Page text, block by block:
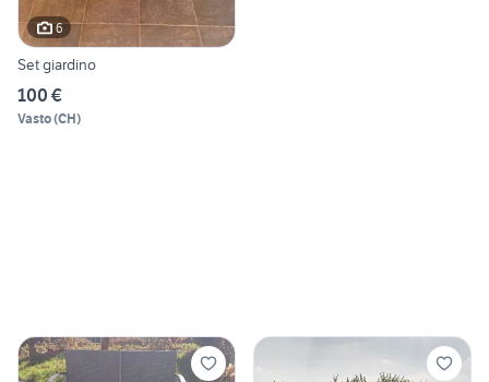
6
Set giardino
100 €
Vasto(CH)